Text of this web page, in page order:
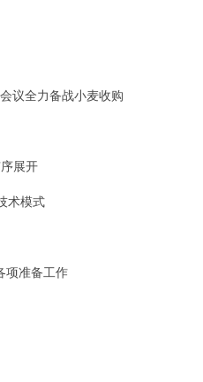
议全力备战小麦收购
展开
术模式
项准备工作